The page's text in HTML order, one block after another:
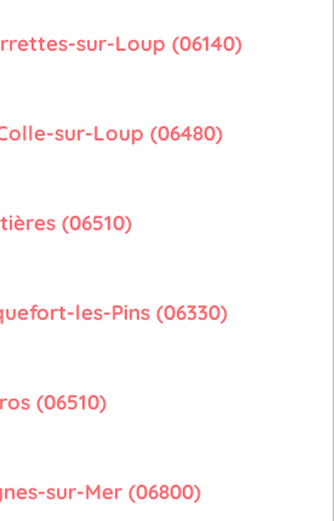
sur-Loup (06140)
sur-Loup (06480)
(06510)
les-Pins (06330)
(06510)
sur-Mer (06800)